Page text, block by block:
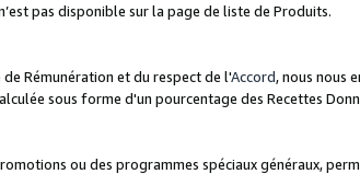
pas disponible sur la page de liste de Produits.
Rémunération et du respect de l'Accord, nous nous
sous forme d'un pourcentage des Recettes
ou des programmes spéciaux généraux,